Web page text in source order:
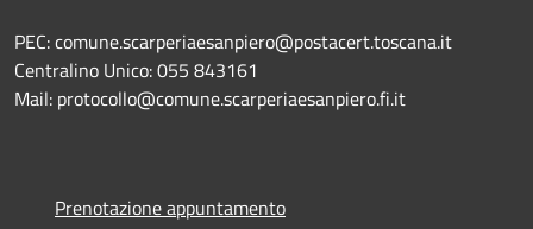
PEC: comune.scarperiaesanpiero@postacert.toscana.it
Centralino Unico: 055 843161
Mail: protocollo@comune.scarperiaesanpiero.fi.it
Prenotazione appuntamento